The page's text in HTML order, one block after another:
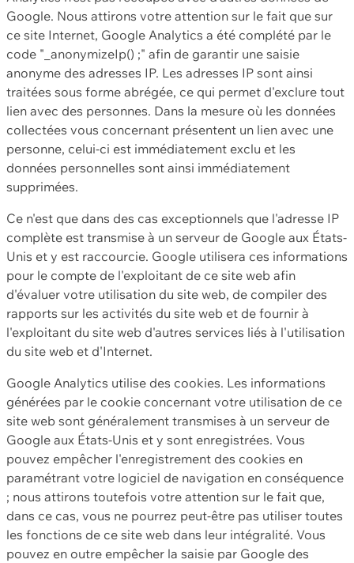
Google. Nous attirons votre attention sur le fait que sur
ce site Internet, Google Analytics a été complété par le
code "_anonymizeIp() ;" afin de garantir une saisie
anonyme des adresses IP. Les adresses IP sont ainsi
traitées sous forme abrégée, ce qui permet d'exclure tout
lien avec des personnes. Dans la mesure où les données
collectées vous concernant présentent un lien avec une
personne, celui-ci est immédiatement exclu et les
données personnelles sont ainsi immédiatement
supprimées.
Ce n'est que dans des cas exceptionnels que l'adresse IP
complète est transmise à un serveur de Google aux États-
Unis et y est raccourcie. Google utilisera ces informations
pour le compte de l'exploitant de ce site web afin
d'évaluer votre utilisation du site web, de compiler des
rapports sur les activités du site web et de fournir à
l'exploitant du site web d'autres services liés à l'utilisation
du site web et d'Internet.
Google Analytics utilise des cookies. Les informations
générées par le cookie concernant votre utilisation de ce
site web sont généralement transmises à un serveur de
Google aux États-Unis et y sont enregistrées. Vous
pouvez empêcher l'enregistrement des cookies en
paramétrant votre logiciel de navigation en conséquence
; nous attirons toutefois votre attention sur le fait que,
dans ce cas, vous ne pourrez peut-être pas utiliser toutes
les fonctions de ce site web dans leur intégralité. Vous
pouvez en outre empêcher la saisie par Google des